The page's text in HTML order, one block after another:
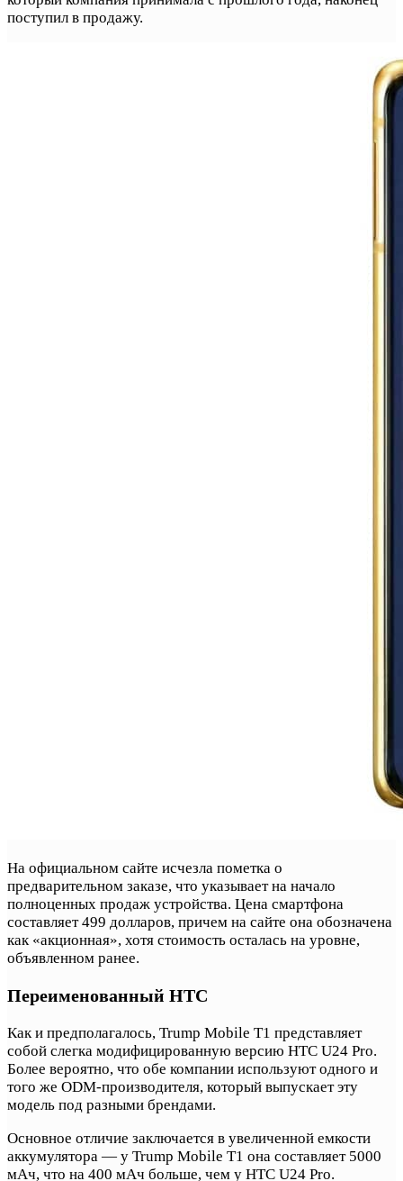
поступил в продажу.
На официальном сайте исчезла пометка о
предварительном заказе, что указывает на начало
полноценных продаж устройства. Цена смартфона
составляет 499 долларов, причем на сайте она обозначена
как «акционная», хотя стоимость осталась на уровне,
объявленном ранее.
Переименованный HTC
Как и предполагалось, Trump Mobile T1 представляет
собой слегка модифицированную версию HTC U24 Pro.
Более вероятно, что обе компании используют одного и
того же ODM-производителя, который выпускает эту
модель под разными брендами.
Основное отличие заключается в увеличенной емкости
аккумулятора — у Trump Mobile T1 она составляет 5000
мАч, что на 400 мАч больше, чем у HTC U24 Pro.